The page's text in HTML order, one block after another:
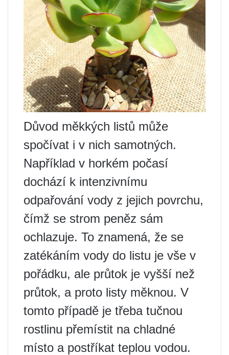
Důvod měkkých listů může
spočívat i v nich samotných.
Například v horkém počasí
dochází k intenzivnímu
odpařování vody z jejich povrchu,
čímž se strom peněz sám
ochlazuje. To znamená, že se
zatékáním vody do listu je vše v
pořádku, ale průtok je vyšší než
průtok, a proto listy měknou. V
tomto případě je třeba tučnou
rostlinu přemístit na chladné
místo a postříkat teplou vodou.